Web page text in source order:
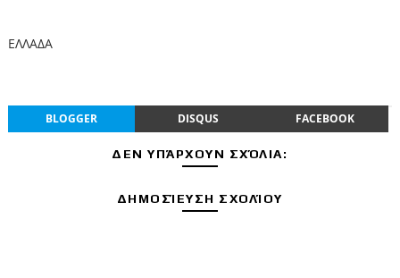
ΕΛΛΑΔΑ
BLOGGER DISQUS FACEBOOK
ΔΕΝ ΥΠΆΡΧΟΥΝ ΣΧΌΛΙΑ:
ΔΗΜΟΣΊΕΥΣΗ ΣΧΟΛΊΟΥ